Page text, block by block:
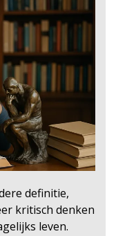
definitie,
kritisch denken
leven.